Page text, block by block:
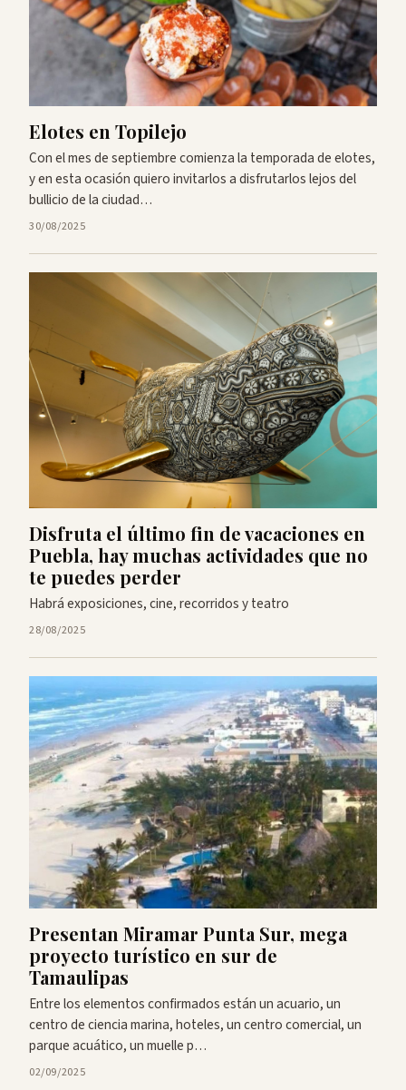
Elotes en Topilejo
Con el mes de septiembre comienza la temporada de elotes,
y en esta ocasión quiero invitarlos a disfrutarlos lejos del
bullicio de la ciudad…
30/08/2025
Disfruta el último fin de vacaciones en
Puebla, hay muchas actividades que no
te puedes perder
Habrá exposiciones, cine, recorridos y teatro
28/08/2025
Presentan Miramar Punta Sur, mega
proyecto turístico en sur de
Tamaulipas
Entre los elementos confirmados están un acuario, un
centro de ciencia marina, hoteles, un centro comercial, un
parque acuático, un muelle p…
02/09/2025